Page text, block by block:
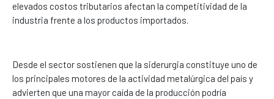
elevados costos tributarios afectan la competitividad de la
industria frente a los productos importados.
Desde el sector sostienen que la siderurgia constituye uno de
los principales motores de la actividad metalúrgica del país y
advierten que una mayor caída de la producción podría